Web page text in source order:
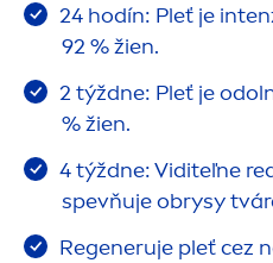
24 hodín: Pleť je
92 % žien.
2 týždne: Pleť je
% žien.
4 týždne: Viditeľne
spevňuje obrysy
Regeneruje pleť cez